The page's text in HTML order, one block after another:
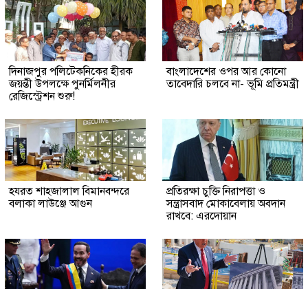
দিনাজপুর পলিটেকনিকের হীরক
জয়ন্তী উপলক্ষে পুনর্মিলনীর
রেজিস্ট্রেশন শুরু!
বাংলাদেশের ওপর আর কোনো
তাবেদারি চলবে না- ভূমি প্রতিমন্ত্রী
হযরত শাহজালাল বিমানবন্দরে
বলাকা লাউঞ্জে আগুন
প্রতিরক্ষা চুক্তি নিরাপত্তা ও
সন্ত্রাসবাদ মোকাবেলায় অবদান
রাখবে: এরদোয়ান